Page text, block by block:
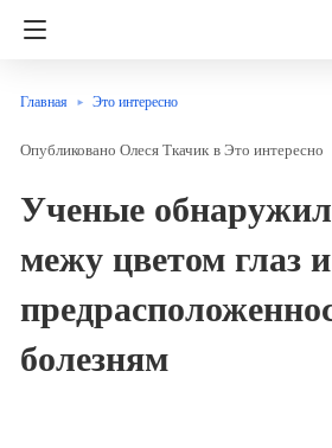
Главная Это интересно
Олеся Ткачик в Это интересно
Ученые
межу цветом глаз и
болезням